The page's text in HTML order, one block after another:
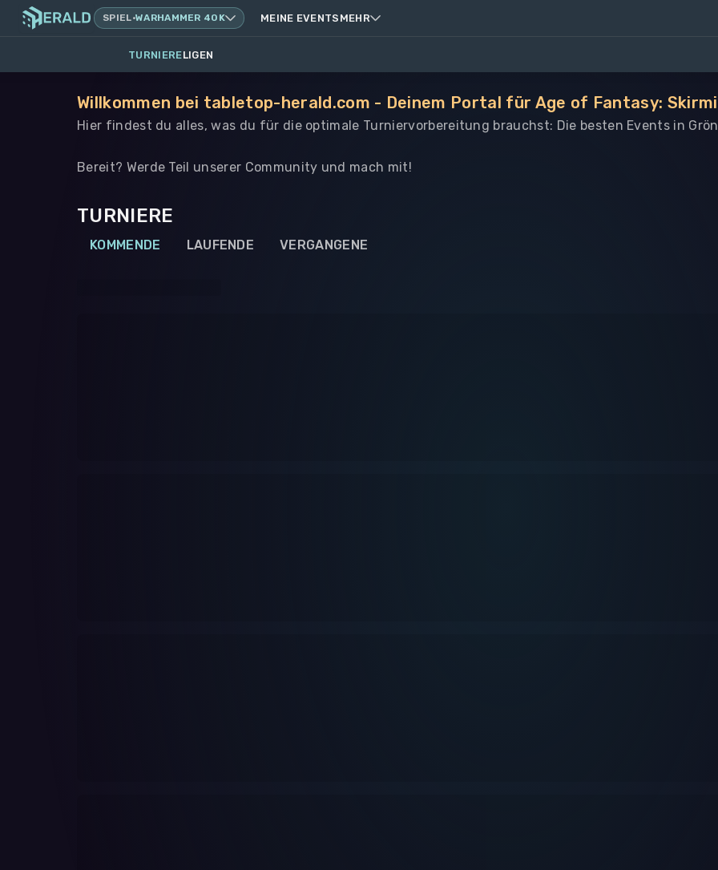
SPIEL·WARHAMMER 40K MEINE EVENTS MEHR
TURNIERELIGEN
Willkommen bei tabletop-herald.com - Deinem Portal für Age of Fantasy:
Hier findest du alles, was du für die optimale Turniervorbereitung brauchst: Die besten Events in
Bereit? Werde Teil unserer Community und mach mit!
TURNIERE
KOMMENDE LAUFENDE VERGANGENE